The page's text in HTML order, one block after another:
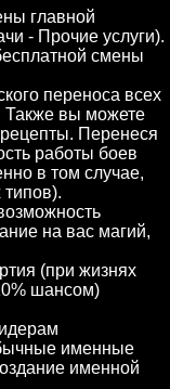
главной
- Прочие услуги).
смены
переноса всех
Также вы можете
Перенеся
работы боев
в том случае,
на вас магий,
(при жизнях
шансом)
именные
именной